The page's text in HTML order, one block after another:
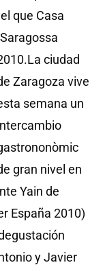
que Casa
La ciudad
Zaragoza vive
semana un
gran nivel en
Yain de
España 2010)
y Javier